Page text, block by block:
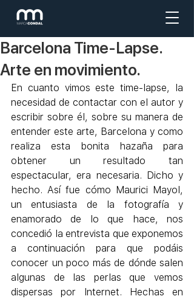
Barcelona Time-Lapse.
Arte en movimiento.
En cuanto vimos este time-lapse, la
necesidad de contactar con el autor y
escribir sobre él, sobre su manera de
entender este arte, Barcelona y como
realiza esta bonita hazaña para
obtener un resultado tan
espectacular, era necesaria. Dicho y
hecho. Así fue cómo Maurici Mayol,
un entusiasta de la fotografía y
enamorado de lo que hace, nos
concedió la entrevista que exponemos
a continuación para que podáis
conocer un poco más de dónde salen
algunas de las perlas que vemos
dispersas por Internet. Hechas en